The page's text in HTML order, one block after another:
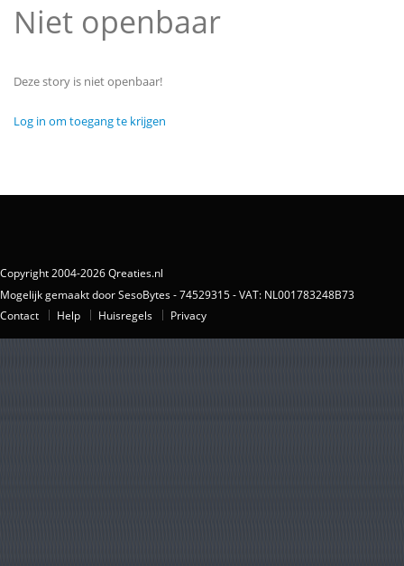
Niet openbaar
Deze story is niet openbaar!
Log in om toegang te krijgen
Copyright 2004-2026 Qreaties.nl
Mogelijk gemaakt door SesoBytes - 74529315 - VAT: NL001783248B73
Contact
Help Huisregels Privacy